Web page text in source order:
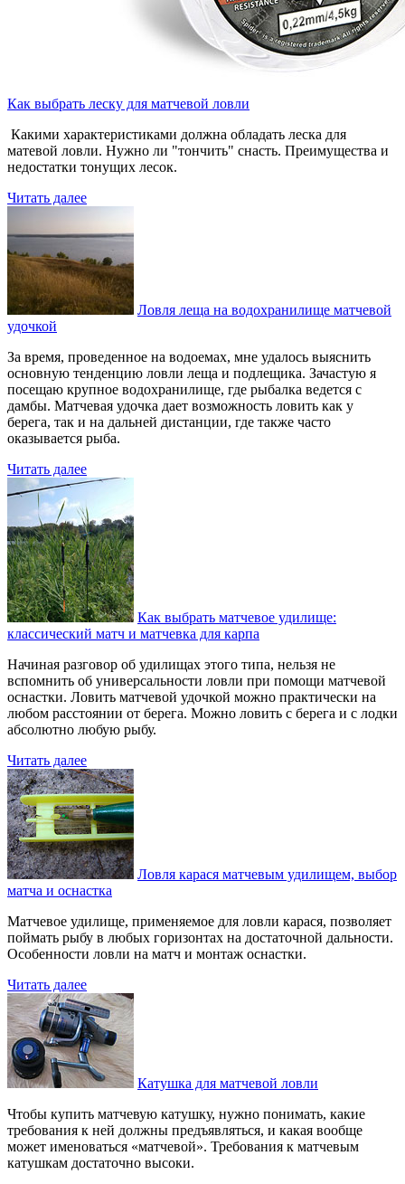
Как выбрать леску для матчевой ловли
Какими характеристиками должна обладать леска для
матевой ловли. Нужно ли "тончить" снасть. Преимущества и
недостатки тонущих лесок.
Читать далее
Ловля леща на водохранилище матчевой
удочкой
За время, проведенное на водоемах, мне удалось выяснить
основную тенденцию ловли леща и подлещика. Зачастую я
посещаю крупное водохранилище, где рыбалка ведется с
дамбы. Матчевая удочка дает возможность ловить как у
берега, так и на дальней дистанции, где также часто
оказывается рыба.
Читать далее
Как выбрать матчевое удилище:
классический матч и матчевка для карпа
Начиная разговор об удилищах этого типа, нельзя не
вспомнить об универсальности ловли при помощи матчевой
оснастки. Ловить матчевой удочкой можно практически на
любом расстоянии от берега. Можно ловить с берега и с лодки
абсолютно любую рыбу.
Читать далее
Ловля карася матчевым удилищем, выбор
матча и оснастка
Матчевое удилище, применяемое для ловли карася, позволяет
поймать рыбу в любых горизонтах на достаточной дальности.
Особенности ловли на матч и монтаж оснастки.
Читать далее
Катушка для матчевой ловли
Чтобы купить матчевую катушку, нужно понимать, какие
требования к ней должны предъявляться, и какая вообще
может именоваться «матчевой». Требования к матчевым
катушкам достаточно высоки.